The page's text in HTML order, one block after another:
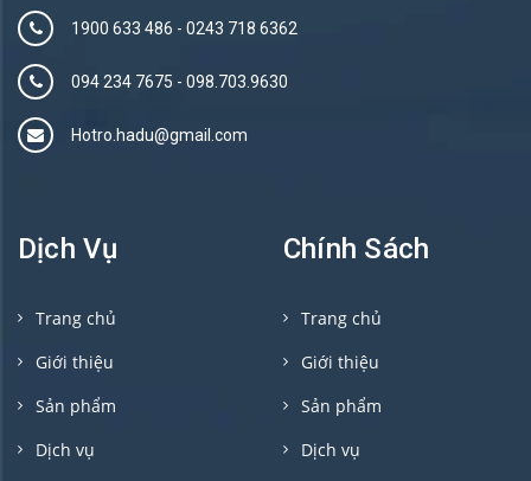
1900 633 486 - 0243 718 6362
094 234 7675‬ - 098.703.9630
Hotro.hadu@gmail.com
Dịch Vụ
Trang chủ
Giới thiệu
Sản phẩm
Dịch vụ
Chính Sách
Trang chủ
Giới thiệu
Sản phẩm
Dịch vụ